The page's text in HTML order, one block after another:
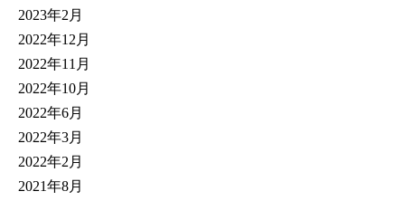
2023年2月
2022年12月
2022年11月
2022年10月
2022年6月
2022年3月
2022年2月
2021年8月